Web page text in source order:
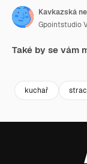
Kavkazská
Gpointstudio
Také by se vám
kuchař